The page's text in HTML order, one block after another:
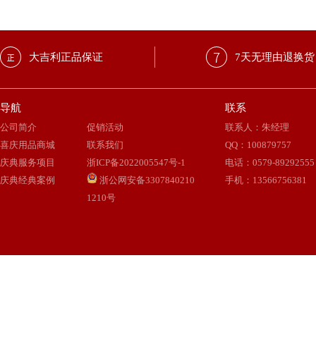
大吉利正品保证 7天无理由退换货
导航
公司简介
喜庆用品商城
庆典服务项目
庆典经典案例
促销活动
联系我们
浙ICP备2022005547号-1
浙公网安备3307840210
1210号
联系
联系人：朱经理
QQ ： 100879757
电话：0579-89292555
手机：13566756381